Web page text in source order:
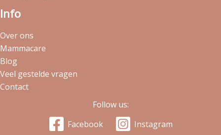
Info
Over ons
Mammacare
Blog
Veel gestelde vragen
Contact
Follow us:
Facebook
Instagram